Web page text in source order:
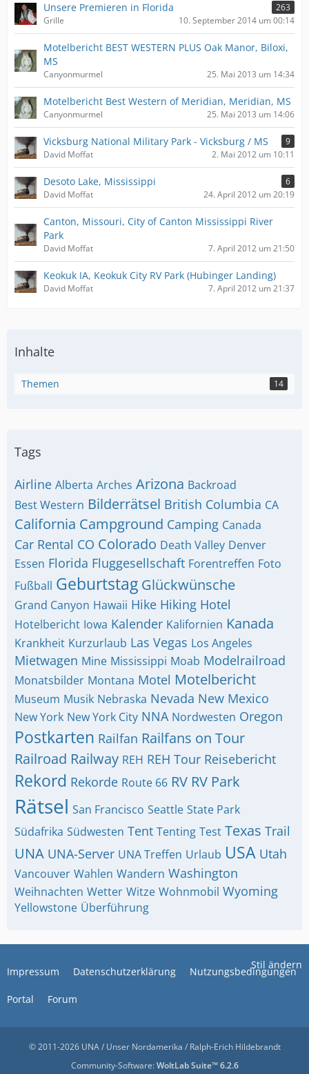
Unsere Premieren in Florida
263
Grille
10. September 2014 um 00:14
Motelbericht BEST WESTERN PLUS Oak Manor, Biloxi,
MS
Canyonmurmel 25. Mai 2013 um 14:34
Motelbericht Best Western of Meridian, Meridian, MS
Canyonmurmel 25. Mai 2013 um 14:06
Vicksburg National Military Park - Vicksburg / MS
9
David Moffat
2. Mai 2012 um 10:11
Desoto Lake, Mississippi
6
David Moffat
24. April 2012 um 20:19
Canton, Missouri, City of Canton Mississippi River
Park
David Moffat 7. April 2012 um 21:50
Keokuk IA, Keokuk City RV Park (Hubinger Landing)
David Moffat 7. April 2012 um 21:37
Inhalte
Themen 14
Tags
Airline Alberta Arches Arizona Backroad
Best Western Bilderrätsel British Columbia CA
California Campground Camping Canada
Car Rental CO Colorado Death Valley Denver
Essen Florida Fluggesellschaft Forentreffen Foto
Fußball Geburtstag Glückwünsche
Grand Canyon Hawaii Hike Hiking Hotel
Hotelbericht Iowa Kalender Kalifornien Kanada
Krankheit Kurzurlaub Las Vegas Los Angeles
Mietwagen Mine Mississippi Moab Modelrailroad
Monatsbilder Montana Motel Motelbericht
Museum Musik Nebraska Nevada New Mexico
New York New York City NNA Nordwesten Oregon
Postkarten Railfan Railfans on Tour
Railroad Railway REH REH Tour Reisebericht
Rekord Rekorde Route 66 RV RV Park
Rätsel San Francisco Seattle State Park
Südafrika Südwesten Tent Tenting Test Texas Trail
UNA UNA-Server UNA Treffen Urlaub USA Utah
Vancouver Wahlen Wandern Washington
Weihnachten Wetter Witze Wohnmobil Wyoming
Yellowstone Überführung
Stil ändern
Impressum Datenschutzerklärung Nutzungsbedingungen
Portal Forum
© 2011-2026 UNA / Unser Nordamerika / Ralph-Erich Hildebrandt
Community-Software:WoltLab Suite™ 6.2.6